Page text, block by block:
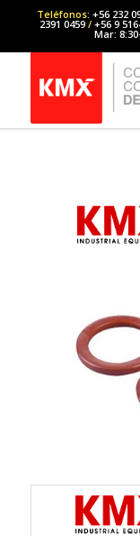
Teléfonos: +56 232
2391 0459 /+56 9
Mar: